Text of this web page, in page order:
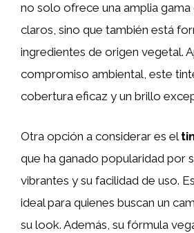
no solo ofrece una amplia
claros, sino que también está
ingredientes de origen vegetal.
compromiso ambiental, este
cobertura eficaz y un brillo
Otra opción a considerar es el
que ha ganado popularidad por
vibrantes y su facilidad de uso.
ideal para quienes buscan un
su look. Además, su fórmula